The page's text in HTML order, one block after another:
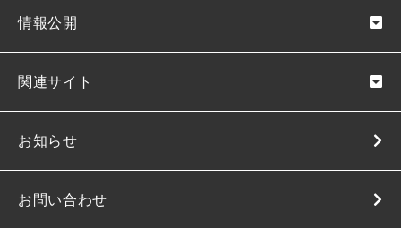
情報公開
関連サイト
お知らせ
お問い合わせ